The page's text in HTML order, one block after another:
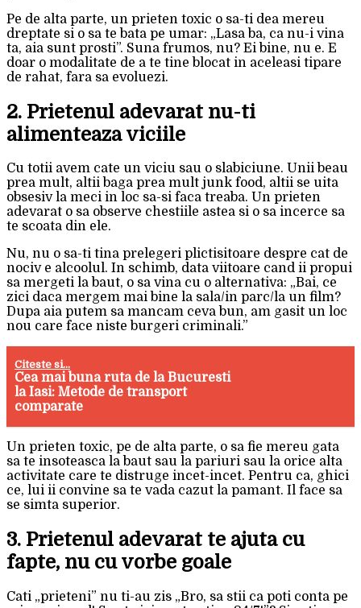
Pe de alta parte, un prieten toxic o sa-ti dea mereu
dreptate si o sa te bata pe umar: „Lasa ba, ca nu-i vina
ta, aia sunt prosti”. Suna frumos, nu? Ei bine, nu e. E
doar o modalitate de a te tine blocat in aceleasi tipare
de rahat, fara sa evoluezi.
2. Prietenul adevarat nu-ti
alimenteaza viciile
Cu totii avem cate un viciu sau o slabiciune. Unii beau
prea mult, altii baga prea mult junk food, altii se uita
obsesiv la meci in loc sa-si faca treaba. Un prieten
adevarat o sa observe chestiile astea si o sa incerce sa
te scoata din ele.
Nu, nu o sa-ti tina prelegeri plictisitoare despre cat de
nociv e alcoolul. In schimb, data viitoare cand ii propui
sa mergeti la baut, o sa vina cu o alternativa: „Bai, ce
zici daca mergem mai bine la sala/in parc/la un film?
Dupa aia putem sa mancam ceva bun, am gasit un loc
nou care face niste burgeri criminali.”
Citeste si...
Cea mai buna ruta de la Bucuresti
la Iasi: Metode de transport
comparate
Un prieten toxic, pe de alta parte, o sa fie mereu gata
sa te insoteasca la baut sau la pariuri sau la orice alta
activitate care te distruge incet-incet. Pentru ca, ghici
ce, lui ii convine sa te vada cazut la pamant. Il face sa
se simta superior.
3. Prietenul adevarat te ajuta cu
fapte, nu cu vorbe goale
Cati „prieteni” nu ti-au zis „Bro, sa stii ca poti conta pe